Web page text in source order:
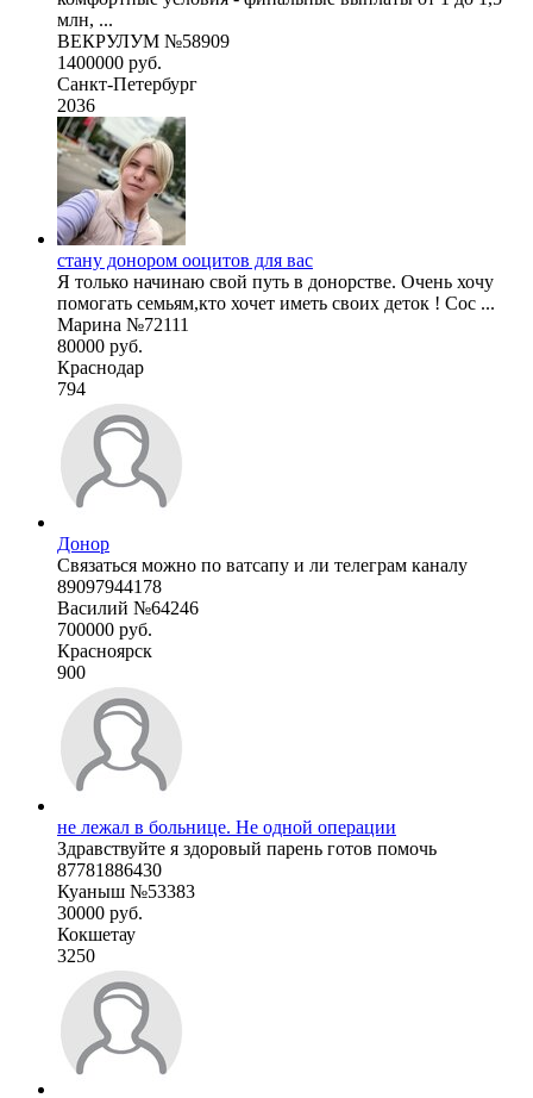
млн, ...
ВЕКРУЛУМ №58909
1400000 руб.
Санкт-Петербург
2036
стану донором ооцитов для вас
Я только начинаю свой путь в донорстве. Очень хочу
помогать семьям,кто хочет иметь своих деток ! Сос ...
Марина №72111
80000 руб.
Краснодар
794
Донор
Связаться можно по ватсапу и ли телеграм каналу
89097944178
Василий №64246
700000 руб.
Красноярск
900
не лежал в больнице. Не одной операции
Здравствуйте я здоровый парень готов помочь
87781886430
Куаныш №53383
30000 руб.
Кокшетау
3250